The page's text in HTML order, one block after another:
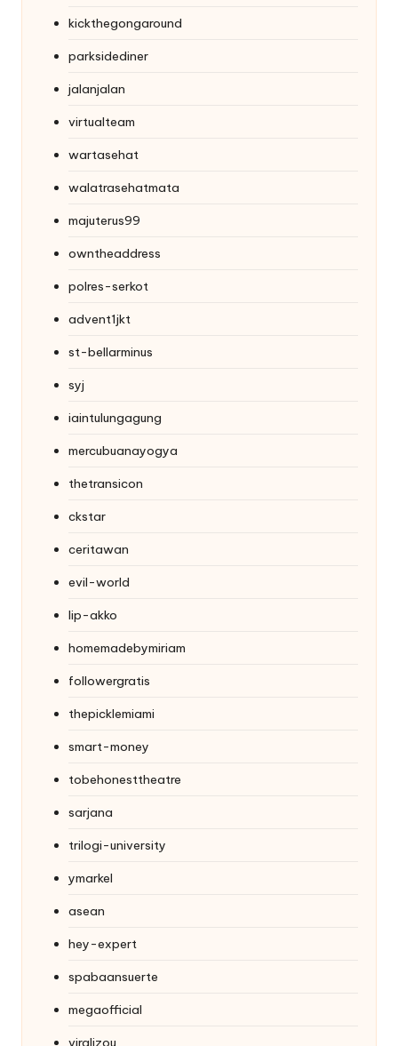
kickthegongaround
parksidediner
jalanjalan
virtualteam
wartasehat
walatrasehatmata
majuterus99
owntheaddress
polres-serkot
advent1jkt
st-bellarminus
syj
iaintulungagung
mercubuanayogya
thetransicon
ckstar
ceritawan
evil-world
lip-akko
homemadebymiriam
followergratis
thepicklemiami
smart-money
tobehonesttheatre
sarjana
trilogi-university
ymarkel
asean
hey-expert
spabaansuerte
megaofficial
viralizou